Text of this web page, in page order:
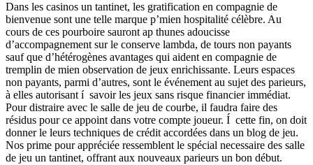
Dans les casinos un tantinet, les gratification en compagnie de
bienvenue sont une telle marque p’mien hospitalité célèbre. Au
cours de ces pourboire sauront ap thunes adoucisse
d’accompagnement sur le conserve lambda, de tours non payants
sauf que d’hétérogènes avantages qui aident en compagnie de
tremplin de mien observation de jeux enrichissante. Leurs espaces
non payants, parmi d’autres, sont le événement au sujet des parieurs,
à elles autorisant í savoir les jeux sans risque financier immédiat.
Pour distraire avec le salle de jeu de courbe, il faudra faire des
résidus pour ce appoint dans votre compte joueur. Í cette fin, on doit
donner le leurs techniques de crédit accordées dans un blog de jeu.
Nos prime pour appréciée ressemblent le spécial necessaire des salle
de jeu un tantinet, offrant aux nouveaux parieurs un bon début.